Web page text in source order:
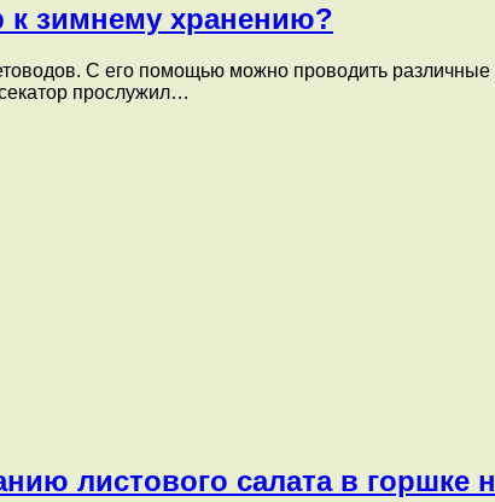
к зимнему хранению?
С его помощью можно проводить
прослужил…
листового салата в горшке